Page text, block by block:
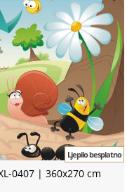
0407 | 360x270 cm
Ljepilo besplatno